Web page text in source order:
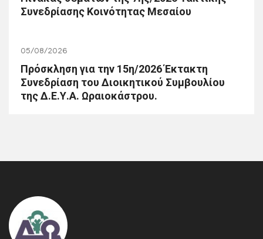
Συνεδρίασης Κοινότητας Μεσαίου
05/08/2026
Πρόσκληση για την 15η/2026 Έκτακτη
Συνεδρίαση του Διοικητικού Συμβουλίου
της Δ.Ε.Υ.Α. Ωραιοκάστρου.